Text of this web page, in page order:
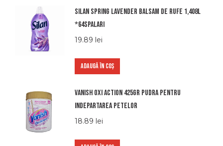
Silan spring lavender balsam de rufe 1,408l
*64spalari
19.89 lei
ADAUGĂ ÎN COȘ
Vanish oxi action 425gr pudra pentru
indepartarea petelor
18.89 lei